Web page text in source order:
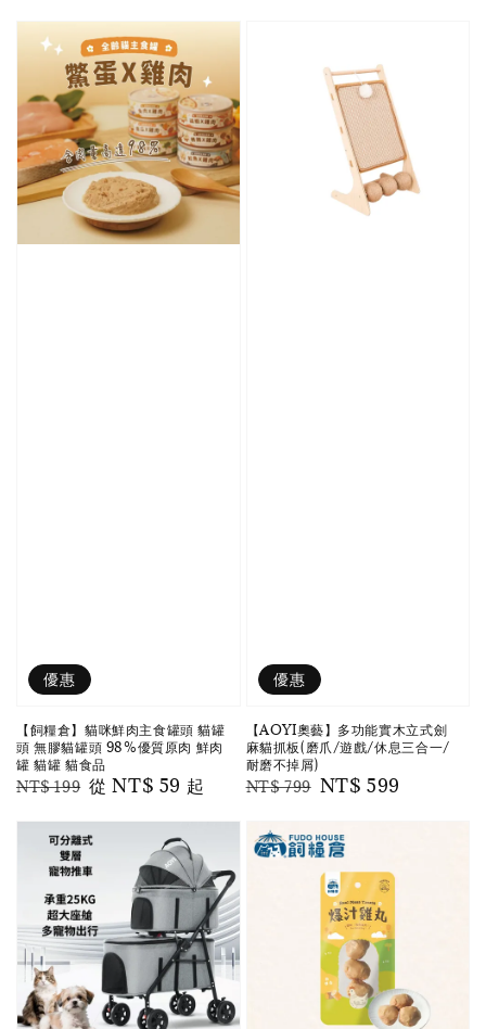
優惠
【飼糧倉】貓咪鮮肉主食罐頭 貓罐
頭 無膠貓罐頭 98%優質原肉 鮮肉
罐 貓罐 貓食品
Regular
NT$ 199 Sale
從NT$ 59 起
優惠
【AOYI奧藝】多功能實木立式劍
麻貓抓板(磨爪/遊戲/休息三合一/
耐磨不掉屑)
Regular
NT$ 799 Sale
NT$ 599